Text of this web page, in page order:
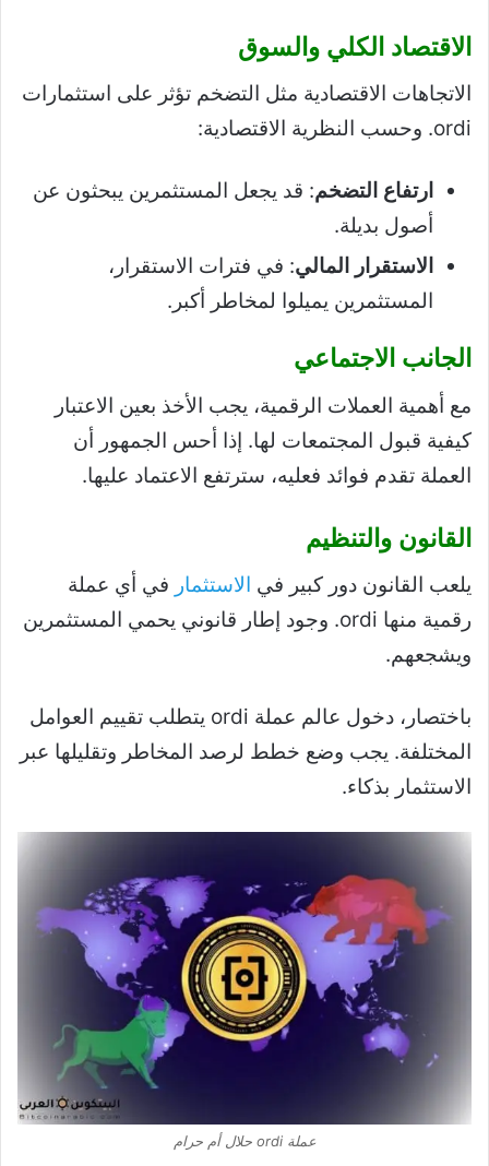
الاقتصاد الكلي والسوق
الاتجاهات الاقتصادية مثل التضخم تؤثر على استثمارات
ordi. وحسب النظرية الاقتصادية:
ارتفاع التضخم: قد يجعل المستثمرين يبحثون عن
أصول بديلة.
الاستقرار المالي: في فترات الاستقرار،
المستثمرين يميلوا لمخاطر أكبر.
الجانب الاجتماعي
مع أهمية العملات الرقمية، يجب الأخذ بعين الاعتبار
كيفية قبول المجتمعات لها. إذا أحس الجمهور أن
العملة تقدم فوائد فعليه، سترتفع الاعتماد عليها.
القانون والتنظيم
يلعب القانون دور كبير في الاستثمار في أي عملة
رقمية منها ordi. وجود إطار قانوني يحمي المستثمرين
ويشجعهم.
باختصار، دخول عالم عملة ordi يتطلب تقييم العوامل
المختلفة. يجب وضع خطط لرصد المخاطر وتقليلها عبر
الاستثمار بذكاء.
عملة ordi حلال أم حرام